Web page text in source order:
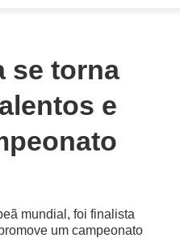
se torna
e
mundial, foi finalista
um campeonato